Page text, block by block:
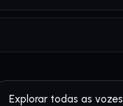
Explorar todas as vozes